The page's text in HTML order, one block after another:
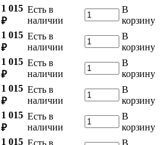
1 015
₽
Есть в
наличии
В
корзину
1 015
₽
Есть в
наличии
В
корзину
1 015
₽
Есть в
наличии
В
корзину
1 015
₽
Есть в
наличии
В
корзину
1 015
₽
Есть в
наличии
В
корзину
1 015 Есть в В